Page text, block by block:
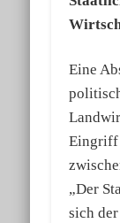
Eine
Eingriff
„Der
sich